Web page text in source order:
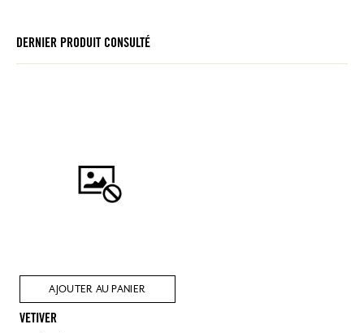
DERNIER PRODUIT CONSULTÉ
AJOUTER AU PANIER
VETIVER